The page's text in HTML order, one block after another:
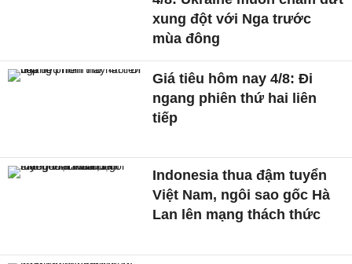
xung đột với Nga trước
mùa đông
Giá tiêu hôm nay 4/8: Đi
ngang phiên thứ hai liên
tiếp
Indonesia thua đậm tuyển
Việt Nam, ngôi sao gốc Hà
Lan lên mạng thách thức